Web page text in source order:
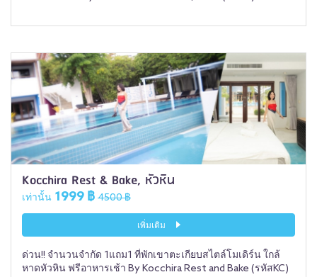
Kocchira Rest & Bake, หัวหิน
เท่านั้น 1999 ฿ 4500 ฿
เพิ่มเติม
ด่วน!! จำนวนจำกัด 1แถม1 ที่พักเขาตะเกียบสไตล์โมเดิร์น ใกล้
หาดหัวหิน ฟรีอาหารเช้า By Kocchira Rest and Bake (รหัสKC)